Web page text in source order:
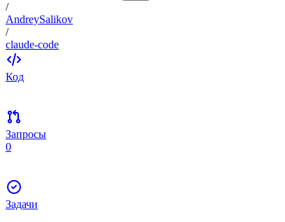
/
AndreySalikov
/
claude-code
Код
Запросы
0
Задачи